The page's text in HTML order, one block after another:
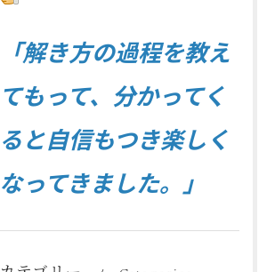
「解き方の過程を教え
てもって、分かってく
ると自信もつき楽しく
なってきました。」